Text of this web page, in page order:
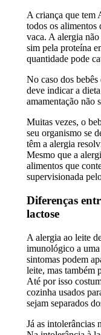
A criança que tem
todos os alimentos
vaca. A alergia
sim pela proteína
quantidade pode
No caso dos
deve indicar a
amamentação não
Muitas vezes, o
seu organismo se
têm a alergia
Mesmo que a
alimentos que
supervisionada
Diferenças
lactose
A alergia ao leite
imunológico a
sintomas podem
leite, mas também
Até por isso
cozinha usados
sejam separados
Já as intolerâncias